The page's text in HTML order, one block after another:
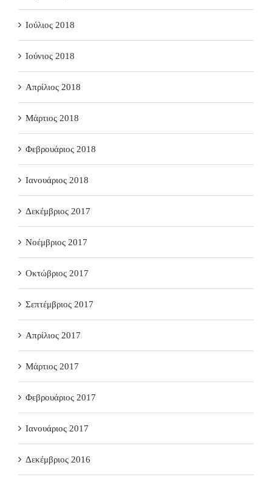
Ιούλιος 2018
Ιούνιος 2018
Απρίλιος 2018
Μάρτιος 2018
Φεβρουάριος 2018
Ιανουάριος 2018
Δεκέμβριος 2017
Νοέμβριος 2017
Οκτώβριος 2017
Σεπτέμβριος 2017
Απρίλιος 2017
Μάρτιος 2017
Φεβρουάριος 2017
Ιανουάριος 2017
Δεκέμβριος 2016